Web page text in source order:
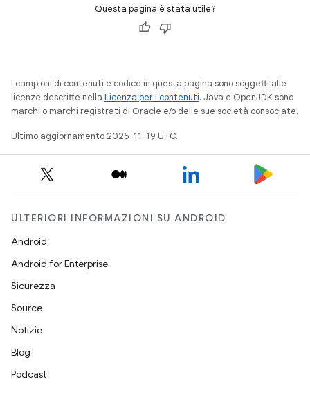
Questa pagina è stata utile?
I campioni di contenuti e codice in questa pagina sono soggetti alle
licenze descritte nella Licenza per i contenuti. Java e OpenJDK sono
marchi o marchi registrati di Oracle e/o delle sue società consociate.
Ultimo aggiornamento 2025-11-19 UTC.
ULTERIORI INFORMAZIONI SU ANDROID
Android
Android for Enterprise
Sicurezza
Source
Notizie
Blog
Podcast